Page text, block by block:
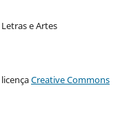
e Artes
Creative Commons